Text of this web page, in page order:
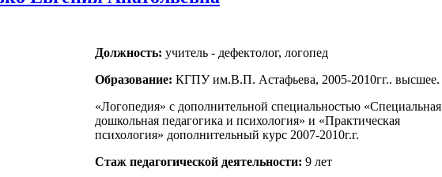
Должность: учитель - дефектолог, логопед
Образование: КГПУ им.В.П. Астафьева, 2005-2010гг.. высшее.
«Логопедия» с дополнительной специальностью «Специальная
дошкольная педагогика и психология» и «Практическая
психология» дополнительный курс 2007-2010г.г.
Стаж педагогической деятельности: 9 лет